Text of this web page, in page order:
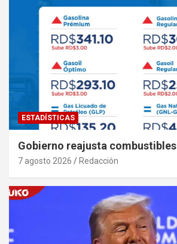
ESTADÍSTICAS
Gobierno reajusta combustibles
7 agosto 2026 Redacción